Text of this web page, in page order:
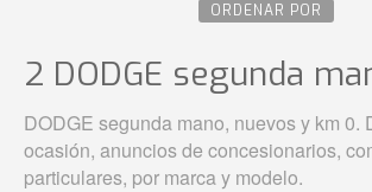
ORDENAR POR
2 DODGE segunda
DODGE segunda mano, nuevos y km 0.
ocasión, anuncios de concesionarios,
particulares, por marca y modelo.